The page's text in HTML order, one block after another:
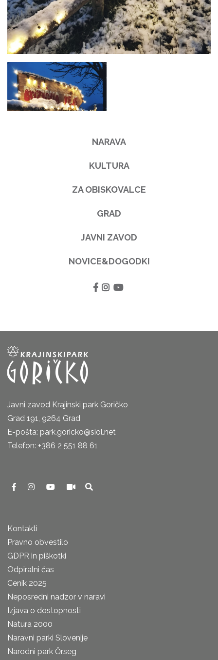
NARAVA
KULTURA
ZA OBISKOVALCE
GRAD
JAVNI ZAVOD
NOVICE&DOGODKI
Javni zavod Krajinski park Goričko
Grad 191, 9264 Grad
E-pošta: park.goricko@siol.net
Telefon: +386 2 551 88 61
Kontakti
Pravno obvestilo
GDPR in piškotki
Odpiralni čas
Cenik 2025
Neposredni nadzor v naravi
Izjava o dostopnosti
Natura 2000
Naravni parki Slovenije
Narodni park Őrseg